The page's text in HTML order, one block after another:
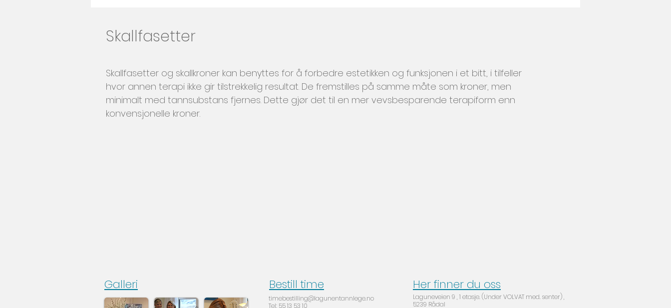
Skallfasetter
Skallfasetter og skallkroner kan benyttes for å forbedre estetikken og funksjonen i et bitt, i tilfeller
hvor annen terapi ikke gir tilstrekkelig resultat. De fremstilles på samme måte som kroner, men
minimalt med tannsubstans fjernes. Dette gjør det til en mer vevsbesparende terapiform enn
konvensjonelle kroner.
Galleri Bestill time
timebestilling@lagunentannlege.no
Tel: 55 13 53 10
Her finner du oss
Laguneveien 9 , 1 etasje. ‎(Under VOLVAT med. senter)‎ ,
5239 Rådal